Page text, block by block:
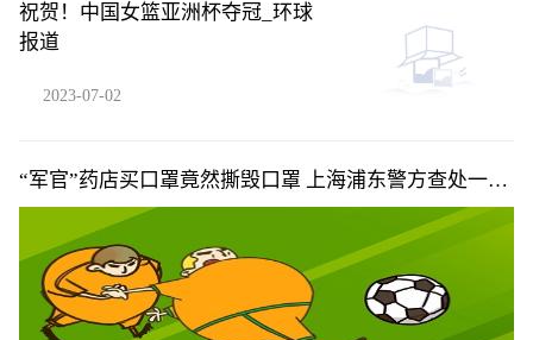
祝贺！中国女篮亚洲杯夺冠_环球
报道
2023-07-02
“军官”药店买口罩竟然撕毁口罩 上海浦东警方查处一起
冒牌军官案件